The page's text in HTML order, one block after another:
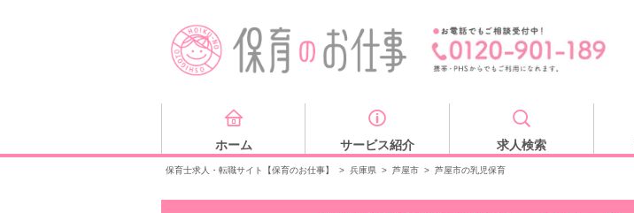
ホーム サービス紹介 求人検索
保育士求人・転職サイト【保育のお仕事】 > 兵庫県 > 芦屋市 > 芦屋市の乳児保育